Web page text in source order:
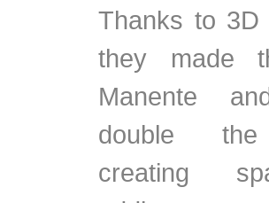
Thanks to 3D
they made
Manente
double
creating